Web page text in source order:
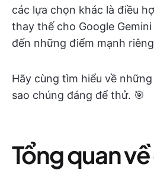
các lựa chọn khác là điều
thay thế cho Google
đến những điểm mạnh
Hãy cùng tìm hiểu về
sao chúng đáng để thử. 🎯
Tổng quan